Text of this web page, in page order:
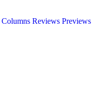
Columns Reviews Previews